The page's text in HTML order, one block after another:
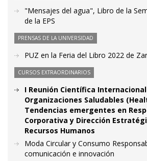
"Mensajes del agua", Libro de la
de la EPS
PRENSAS DE LA UNIVERSIDAD
PUZ en la Feria del Libro 2022 de
CURSOS EXTRAORDINARIOS
I Reunión Científica
Organizaciones Saludables
Tendencias emergentes en
Corporativa y Dirección
Recursos Humanos
Moda Circular y Consumo
comunicación e innovación